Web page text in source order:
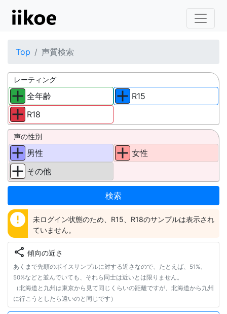
Top 声質検索
レーティング
全年齢
R18
R15
声の性別
男性
その他
女性
error
未ログイン状態のため、R15、R18のサンプルは表示され
ていません。
share 傾向の近さ
あくまで先頭のボイスサンプルに対する近さなので、たとえば、51%、
50%などと並んでいても、それら同士は近いとは限りません。
（北海道と九州は東京から見て同じくらいの距離ですが、北海道から九州
に行こうとしたら遠いのと同じです）